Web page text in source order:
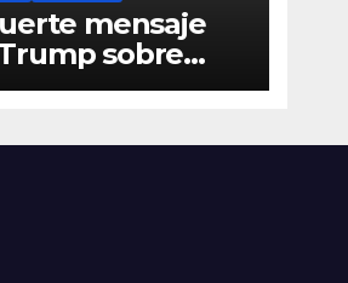
mensaje
sobre